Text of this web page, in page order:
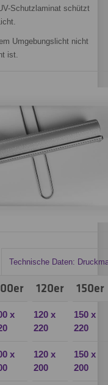
Schutzlaminat schützt
Umgebungslicht nicht
ist.
Technische Daten:
120er 150er
x
120 x
220
150 x
220
x
120 x
200
150 x
200